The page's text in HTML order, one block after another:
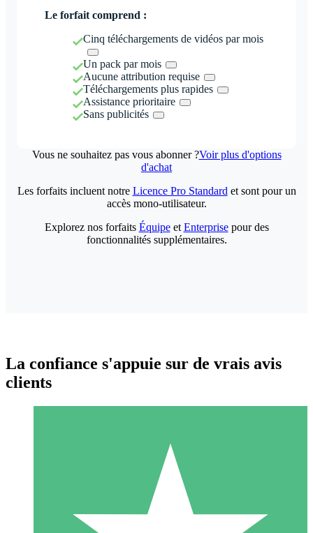
Le forfait comprend :
Cinq téléchargements de vidéos par mois
Un pack par mois
Aucune attribution requise
Téléchargements plus rapides
Assistance prioritaire
Sans publicités
Vous ne souhaitez pas vous abonner ?Voir plus d'options
d'achat
Packs de Crédits Individuels
Payez à l'utilisation avec des crédits de téléchargement. Sans
Les forfaits incluent notre Licence Pro Standard et sont pour un
accès mono-utilisateur.
Explorez nos forfaits Équipeet Enterprisepour des
fonctionnalités supplémentaires.
La confiance s'appuie sur de vrais avis
clients